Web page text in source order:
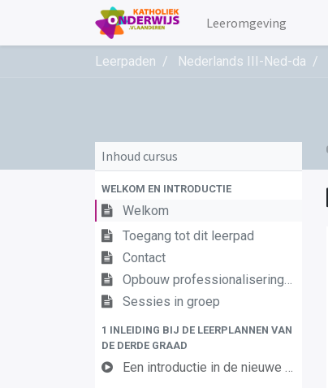
Leeromgeving
Leerpaden Nederlands III-Ned-da
Inhoud cursus
WELKOM EN INTRODUCTIE
Welkom
Toegang tot dit leerpad
Contact
Opbouw professionaliseringstraject
Sessies in groep
1 INLEIDING BIJ DE LEERPLANNEN VAN
DE DERDE GRAAD
Een introductie in de nieuwe leerplannen van de derde graad